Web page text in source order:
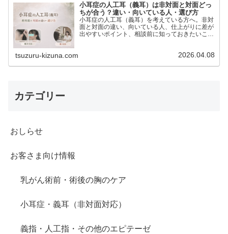
小耳症の人工耳（義耳）は非対面と対面どっ
ちが合う？違い・向いている人・選び方
小耳症の人工耳（義耳）を考えている方へ。非対
面と対面の違い、向いている人、仕上がりに差が
出やすいポイント、相談前に知っておきたいこと
tsuzuru-kizuna.com 2026.04.08
カテゴリー
おしらせ
お客さま向け情報
乳がん術前・術後の胸のケア
小耳症・義耳（非対面対応）
義指・人工指・その他のエピテーゼ